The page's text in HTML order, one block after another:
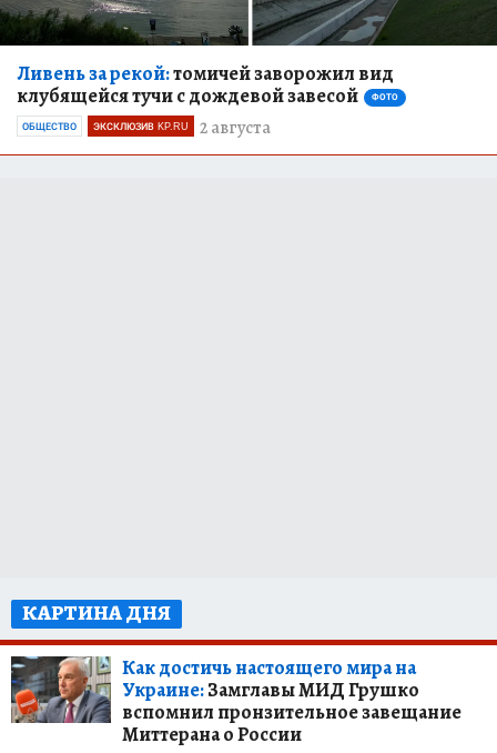
Ливень за рекой:томичей заворожил вид
клубящейся тучи с дождевой завесой
ФОТО
2 августа
ОБЩЕСТВО ЭКСКЛЮЗИВ KP.RU
КАРТИНА ДНЯ
Как достичь настоящего мира на
Украине:Замглавы МИД Грушко
вспомнил пронзительное завещание
Миттерана о России